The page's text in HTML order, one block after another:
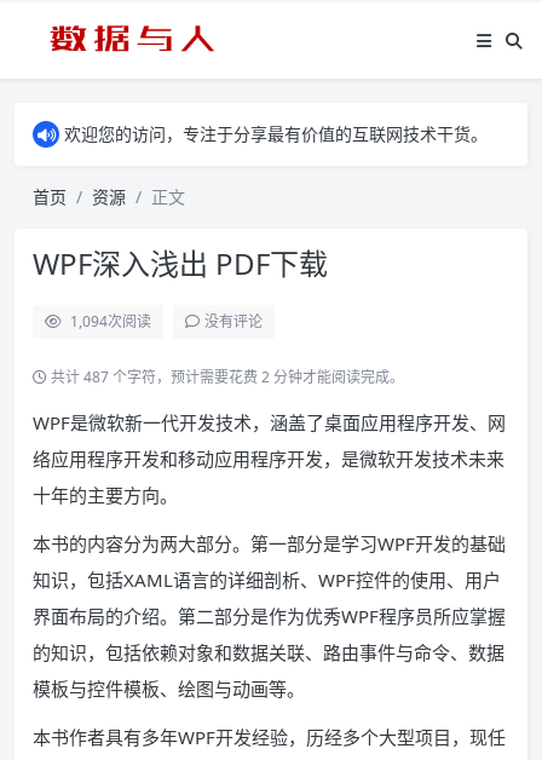
欢迎您的访问，专注于分享最有价值的互联网技术干货。
首页 资源 正文
WPF深入浅出 PDF下载
1,094次阅读 没有评论
共计 487 个字符，预计需要花费 2 分钟才能阅读完成。
WPF是微软新一代开发技术，涵盖了桌面应用程序开发、网
络应用程序开发和移动应用程序开发，是微软开发技术未来
十年的主要方向。
本书的内容分为两大部分。第一部分是学习WPF开发的基础
知识，包括XAML语言的详细剖析、WPF控件的使用、用户
界面布局的介绍。第二部分是作为优秀WPF程序员所应掌握
的知识，包括依赖对象和数据关联、路由事件与命令、数据
模板与控件模板、绘图与动画等。
本书作者具有多年WPF开发经验，历经多个大型项目，现任